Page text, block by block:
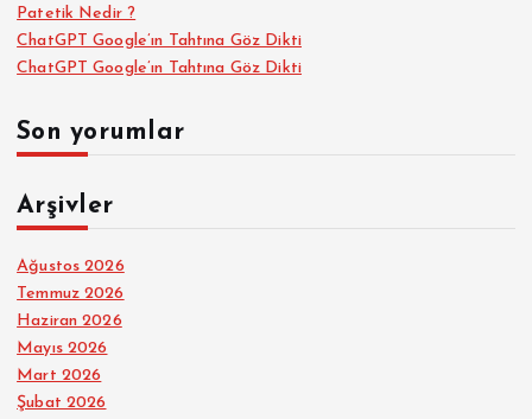
Patetik Nedir ?
ChatGPT Google’ın Tahtına Göz Dikti
ChatGPT Google’ın Tahtına Göz Dikti
Son yorumlar
Arşivler
Ağustos 2026
Temmuz 2026
Haziran 2026
Mayıs 2026
Mart 2026
Şubat 2026